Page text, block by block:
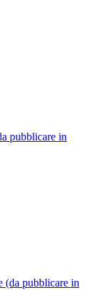
pubblicare in
(da pubblicare in